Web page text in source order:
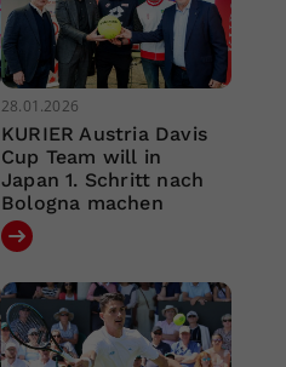
28.01.2026
KURIER Austria Davis
Cup Team will in
Japan 1. Schritt nach
Bologna machen